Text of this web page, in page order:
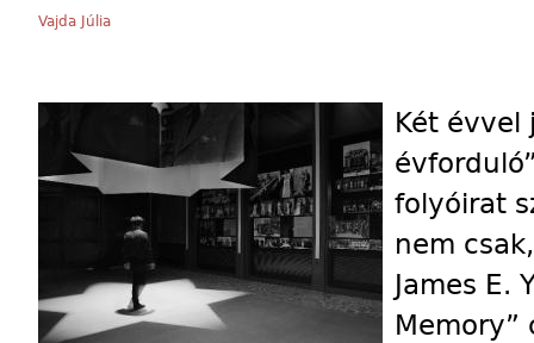
Vajda Júlia
Két évvel
folyóirat
nem
James E.